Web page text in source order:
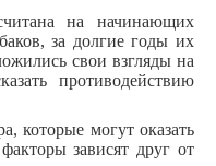
на начинающих
за долгие годы их
свои взгляды на
противодействию
которые могут оказать
зависят друг от